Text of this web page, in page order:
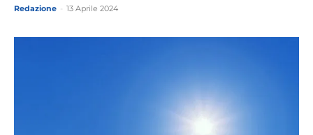
Redazione 13 Aprile 2024